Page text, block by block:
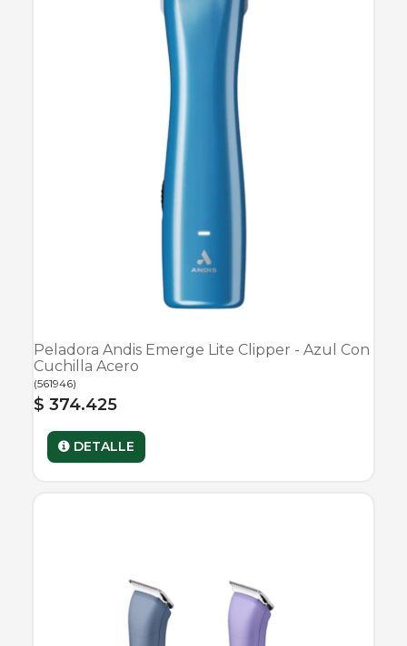
Peladora Andis Emerge Lite Clipper - Azul Con
Cuchilla Acero
(561946)
$ 374.425
DETALLE